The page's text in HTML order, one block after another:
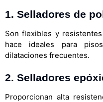
1. Selladores de
Son flexibles y
hace ideales para
dilataciones frecuentes.
2. Selladores
Proporcionan alta